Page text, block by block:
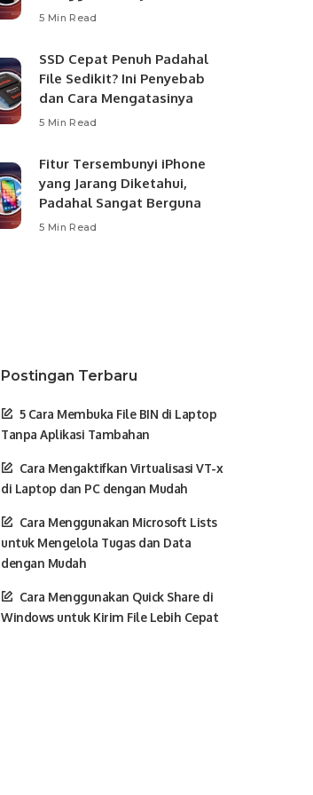
5 Min Read
SSD Cepat Penuh Padahal
File Sedikit? Ini Penyebab
dan Cara Mengatasinya
5 Min Read
Fitur Tersembunyi iPhone
yang Jarang Diketahui,
Padahal Sangat Berguna
5 Min Read
Postingan Terbaru
5 Cara Membuka File BIN di Laptop
Tanpa Aplikasi Tambahan
Cara Mengaktifkan Virtualisasi VT-x
di Laptop dan PC dengan Mudah
Cara Menggunakan Microsoft Lists
untuk Mengelola Tugas dan Data
dengan Mudah
Cara Menggunakan Quick Share di
Windows untuk Kirim File Lebih Cepat